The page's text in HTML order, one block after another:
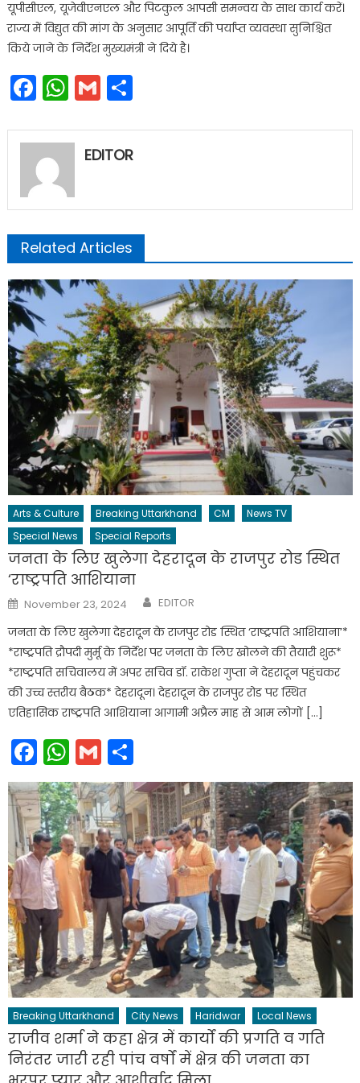
यूपीसीएल, यूजेवीएनएल और पिटकुल आपसी समन्वय के साथ कार्य करें।
राज्य में विद्युत की मांग के अनुसार आपूर्ति की पर्याप्त व्यवस्था सुनिश्चित
किये जाने के निर्देश मुख्यमंत्री ने दिये है।
Facebook
WhatsApp
GmailShare
EDITOR
Related Articles
Arts & Culture Breaking Uttarkhand CM
News TV
Special News
Special Reports
जनता के लिए खुलेगा देहरादून के राजपुर रोड स्थित
‘राष्ट्रपति आशियाना
Posted
on
November 23, 2024 Author
EDITOR
जनता के लिए खुलेगा देहरादून के राजपुर रोड स्थित ‘राष्ट्रपति आशियाना’*
*राष्ट्रपति द्रौपदी मुर्मू के निर्देश पर जनता के लिए खोलने की तैयारी शुरू*
*राष्ट्रपति सचिवालय में अपर सचिव डॉ. राकेश गुप्ता ने देहरादून पहुंचकर
की उच्च स्तरीय बैठक* देहरादून। देहरादून के राजपुर रोड पर स्थित
एतिहासिक राष्ट्रपति आशियाना आगामी अप्रैल माह से आम लोगों […]
Facebook
WhatsApp
Gmail
Breaking Uttarkhand City News Haridwar Local News
राजीव शर्मा ने कहा क्षेत्र में कार्यों की प्रगति व गति
निरंतर जारी रही पांच वर्षों में क्षेत्र की जनता का